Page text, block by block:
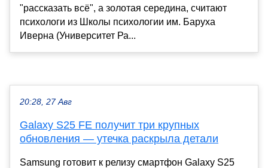
"рассказать всё", а золотая середина, считают
психологи из Школы психологии им. Баруха
Иверна (Университет Ра...
20:28, 27 Авг
Galaxy S25 FE получит три крупных
обновления — утечка раскрыла детали
Samsung готовит к релизу смартфон Galaxy S25